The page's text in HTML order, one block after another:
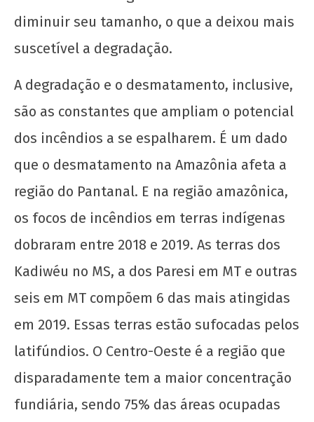
22 de
de 2020
admin
Manifesto por uma Universidade Popular para
o 72º CONEG da UNE
setembro
de 2020
wp-
admin
diminuir seu tamanho, o que a deixou mais
suscetível a degradação.
A degradação e o desmatamento, inclusive,
são as constantes que ampliam o potencial
dos incêndios a se espalharem. É um dado
que o desmatamento na Amazônia afeta a
região do Pantanal. E na região amazônica,
os focos de incêndios em terras indígenas
dobraram entre 2018 e 2019. As terras dos
Kadiwéu no MS, a dos Paresi em MT e outras
seis em MT compõem 6 das mais atingidas
em 2019. Essas terras estão sufocadas pelos
latifúndios. O Centro-Oeste é a região que
disparadamente tem a maior concentração
fundiária, sendo 75% das áreas ocupadas